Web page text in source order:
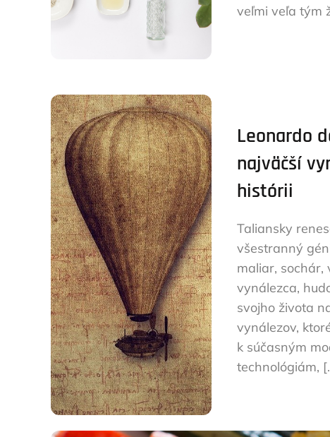
veľmi veľa tým
Leonardo
najväčší
histórii
Taliansky
všestranný
maliar, sochár,
vynálezca,
svojho života
vynálezov,
k súčasným
technológiám,